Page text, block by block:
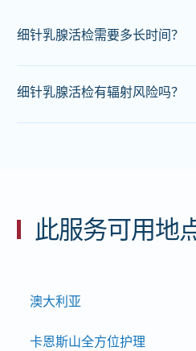
细针乳腺活检需要多长时间？
检部位。
细针乳腺活检有辐射风险吗？
为是安全的。
此服务可用地
澳大利亚
卡恩斯山全方位护理